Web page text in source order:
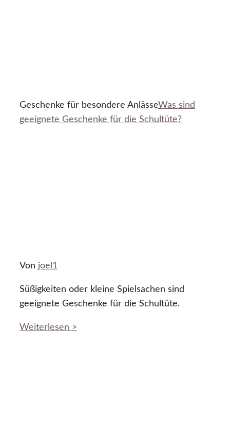
Geschenke für besondere AnlässeWas sind
geeignete Geschenke für die Schultüte?
Von joel1
Süßigkeiten oder kleine Spielsachen sind
geeignete Geschenke für die Schultüte.
Weiterlesen >